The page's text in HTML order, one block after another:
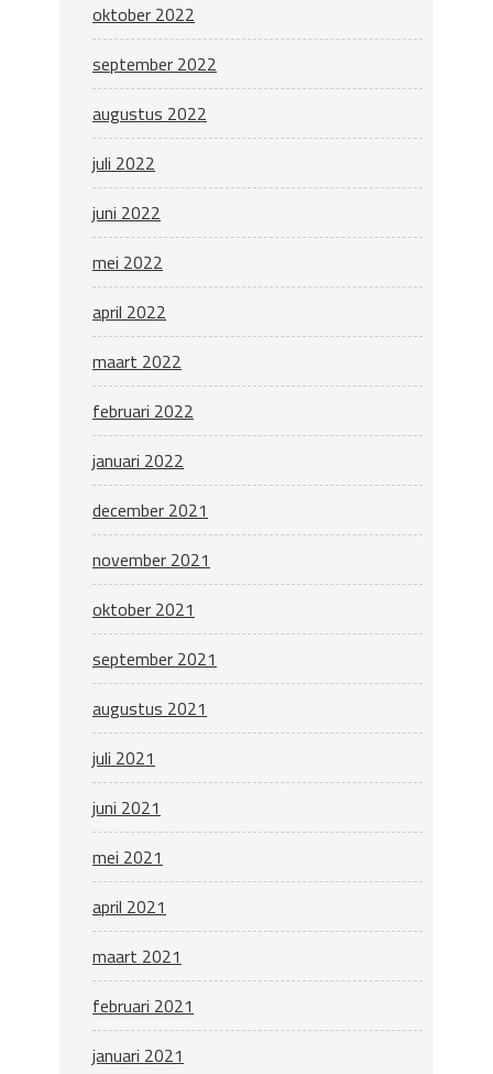
oktober 2022
september 2022
augustus 2022
juli 2022
juni 2022
mei 2022
april 2022
maart 2022
februari 2022
januari 2022
december 2021
november 2021
oktober 2021
september 2021
augustus 2021
juli 2021
juni 2021
mei 2021
april 2021
maart 2021
februari 2021
januari 2021